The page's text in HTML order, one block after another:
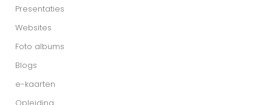
Presentaties
Websites
Foto albums
Blogs
e-kaarten